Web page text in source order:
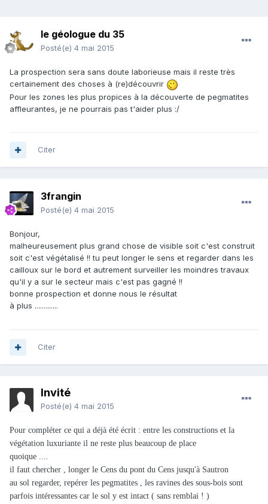
le géologue du 35
Posté(e) 4 mai 2015
La prospection sera sans doute laborieuse mais il reste très
certainement des choses à (re)découvrir
Pour les zones les plus propices à la découverte de pegmatites
affleurantes, je ne pourrais pas t'aider plus :/
Citer
3frangin
Posté(e) 4 mai 2015
Bonjour,
malheureusement plus grand chose de visible soit c'est construit
soit c'est végétalisé !! tu peut longer le sens et regarder dans les
cailloux sur le bord et autrement surveiller les moindres travaux
qu'il y a sur le secteur mais c'est pas gagné !!
bonne prospection et donne nous le résultat
à plus .............
Citer
Invité
Posté(e) 4 mai 2015
Pour compléter ce qui a déjà été écrit : entre les constructions et la
végétation luxuriante il ne reste plus beaucoup de place
quoique ....
il faut chercher , longer le Cens du pont du Cens jusqu'à Sautron
au sol regarder, repérer les pegmatites , les ravines des sous-bois sont
parfois intéressantes car le sol y est intact ( sans remblai ! )